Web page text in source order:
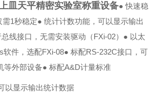
皿天平精密实验室称重设备● 快速稳
1秒稳定● 统计计数功能，可以显示输出
线接口，无需安装驱动（FXi-02）● 以太
软件，选配FXi-08● 标配RS-232C接口，可
等外部设备● 标配A&D计量标准
以显示输出统计数据